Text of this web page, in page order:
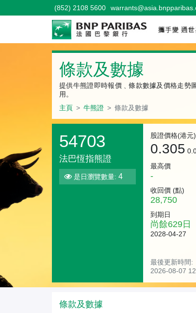
(852) 2108 5600
牛熊證
條款及數據
提供牛熊證即時報價﹑條款數據及價格走勢
用。
主頁
牛熊證 條款及數據
54703
法巴恆指熊證
是日瀏覽數量: 4
股證價格(港元)
0.305
最高價
-
收回價 (點)
28,750
到期日
尚餘629日
2028-04-27
最後更新時間:
2026-08-07
條款及數據